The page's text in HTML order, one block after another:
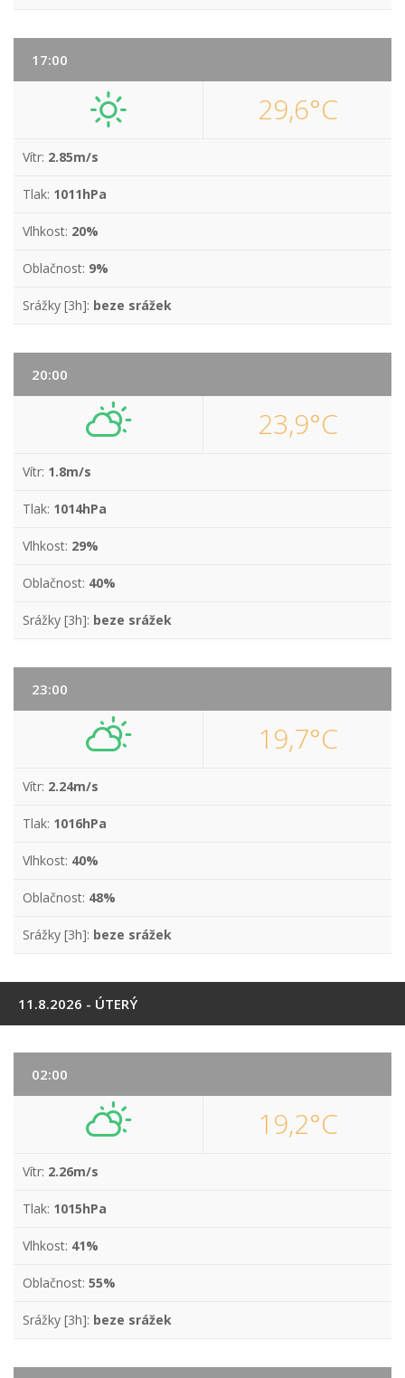
17:00
29,6°C
Vítr: 2.85m/s
Tlak: 1011hPa
Vlhkost: 20%
Oblačnost: 9%
Srážky [3h]: beze srážek
20:00
23,9°C
Vítr: 1.8m/s
Tlak: 1014hPa
Vlhkost: 29%
Oblačnost: 40%
Srážky [3h]: beze srážek
23:00
19,7°C
Vítr: 2.24m/s
Tlak: 1016hPa
Vlhkost: 40%
Oblačnost: 48%
Srážky [3h]: beze srážek
11.8.2026 - ÚTERÝ
02:00
19,2°C
Vítr: 2.26m/s
Tlak: 1015hPa
Vlhkost: 41%
Oblačnost: 55%
Srážky [3h]: beze srážek